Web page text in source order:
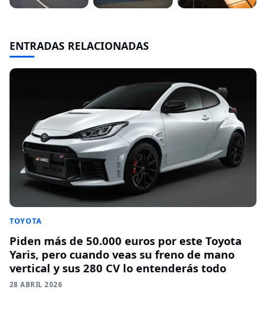
ENTRADAS RELACIONADAS
TOYOTA
Piden más de 50.000 euros por este Toyota
Yaris, pero cuando veas su freno de mano
vertical y sus 280 CV lo entenderás todo
28 ABRIL 2026